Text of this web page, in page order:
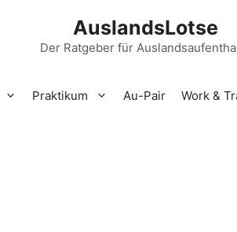
AuslandsLotse
Der Ratgeber für
Praktikum Au-Pair Work &